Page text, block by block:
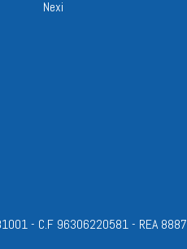
Nexi
- C.F 96306220581 - REA